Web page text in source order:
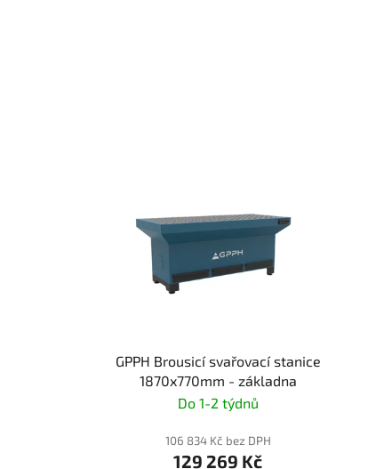
GPPH Brousicí svařovací stanice
1870x770mm - základna
Do 1-2 týdnů
106 834 Kč bez DPH
129 269 Kč